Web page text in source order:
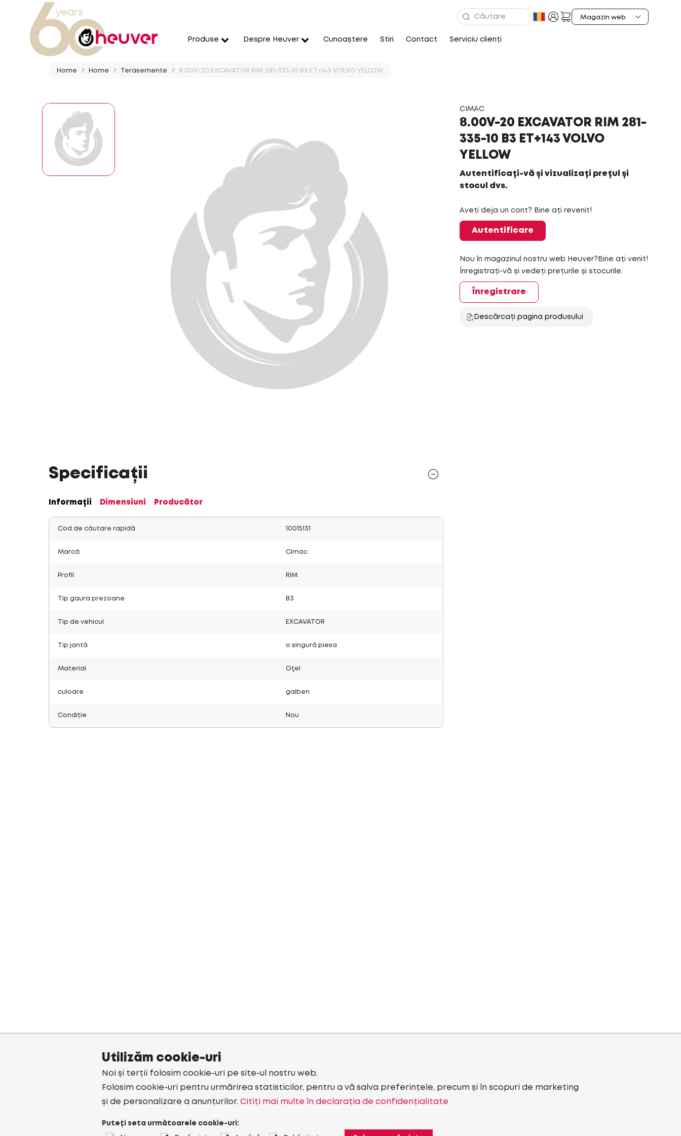
Produse Despre Heuver Cunoaștere Stiri Contact Serviciu clienți
Home Home Terasemente 8.00V-20 EXCAVATOR RIM 281-335-10 B3 ET+143 VOLVO YELLOW
CIMAC
8.00V-20 EXCAVATOR RIM 281-
335-10 B3 ET+143 VOLVO
YELLOW
Autentificați-vă și vizualizați prețul și
stocul dvs.
Aveți deja un cont? Bine ați revenit!
Autentificare
Nou în magazinul nostru web Heuver?Bine ați venit!
Înregistrați-vă și vedeți prețurile și stocurile.
Înregistrare
Descărcați pagina produsului
Specificații
Informații Dimensiuni Producător
Cod de căutare rapidă 10015131
Marcă Cimac
Profil RIM
Tip gaura prezoane B3
Tip de vehicul EXCAVATOR
Tip jantă o singură piesa
Material Oţel
culoare galben
Condiție Nou
Utilizăm cookie-uri
Noi și terții folosim cookie-uri pe site-ul nostru web.
Folosim cookie-uri pentru urmărirea statisticilor, pentru a vă salva preferințele, precum și în scopuri de marketing
și de personalizare a anunțurilor. Citiți mai multe în declarația de confidențialitate
Puteți seta următoarele cookie-uri: